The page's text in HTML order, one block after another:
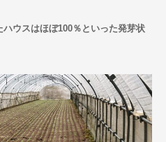
ウスはほぼ100％といった発芽状